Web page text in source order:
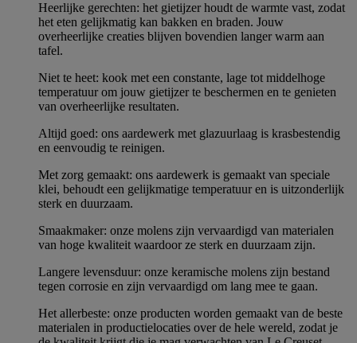
Heerlijke gerechten: het gietijzer houdt de warmte vast, zodat
het eten gelijkmatig kan bakken en braden. Jouw
overheerlijke creaties blijven bovendien langer warm aan
tafel.
Niet te heet: kook met een constante, lage tot middelhoge
temperatuur om jouw gietijzer te beschermen en te genieten
van overheerlijke resultaten.
Altijd goed: ons aardewerk met glazuurlaag is krasbestendig
en eenvoudig te reinigen.
Met zorg gemaakt: ons aardewerk is gemaakt van speciale
klei, behoudt een gelijkmatige temperatuur en is uitzonderlijk
sterk en duurzaam.
Smaakmaker: onze molens zijn vervaardigd van materialen
van hoge kwaliteit waardoor ze sterk en duurzaam zijn.
Langere levensduur: onze keramische molens zijn bestand
tegen corrosie en zijn vervaardigd om lang mee te gaan.
Het allerbeste: onze producten worden gemaakt van de beste
materialen in productielocaties over de hele wereld, zodat je